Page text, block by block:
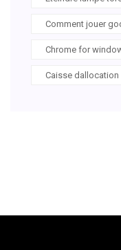
Comment jouer
Chrome for
Caisse